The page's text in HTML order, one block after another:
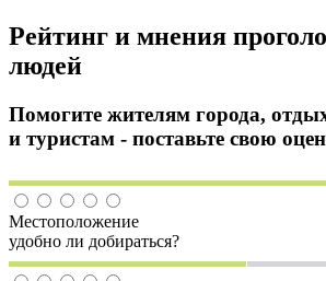
Рейтинг и мнения
людей
Помогите жителям города,
и туристам - поставьте свою
Местоположение
удобно ли добираться?